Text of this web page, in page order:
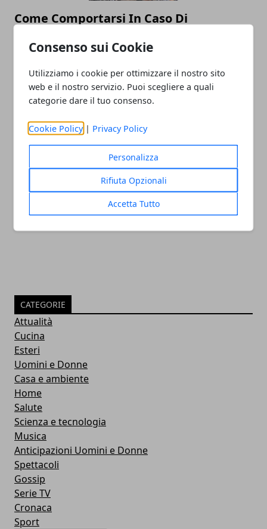
Consenso sui Cookie
Utilizziamo i cookie per ottimizzare il nostro sito
web e il nostro servizio. Puoi scegliere a quali
categorie dare il tuo consenso.
Cookie Policy | Privacy Policy
Personalizza
Rifiuta Opzionali
Accetta Tutto
Come Comportarsi In Caso Di
25/08/2016
TERREMOTO 24 AGOSTO 2016 RIETI, I
NUMERI UTILI, DONARE AL 45500
CATEGORIE
Attualità
Cucina
Esteri
Uomini e Donne
Casa e ambiente
Home
Salute
Scienza e tecnologia
Musica
Anticipazioni Uomini e Donne
Spettacoli
Gossip
Serie TV
Cronaca
Sport